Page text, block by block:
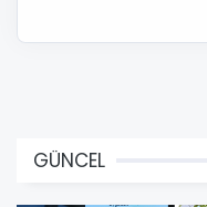
GÜNCEL